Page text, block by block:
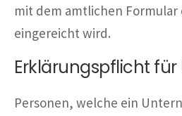
mit dem amtlichen
eingereicht wird.
Erklärungspflicht
Personen, welche ein